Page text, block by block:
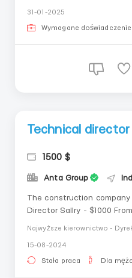
zarządzaniu narzędzia
pracy - to przejrzystość,
31-01-2025
Wymagane doświadczenie
Technical director
1500 $
Anta Group
The construction company in BALI needs a Technical
Director Sallry - $1000 From the third month, a % bonus
will be added to the
Reimbursement of fuel costs. CONDITIONS:
Friday: 10:00 - 18:30
Najwyższe kierownictwo -
15-08-2024
Stała praca Dla